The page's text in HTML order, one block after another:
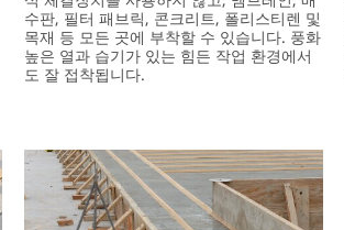
수판, 필터 패브릭, 콘크리트, 폴리스티렌 및
목재 등 모든 곳에 부착할 수 있습니다. 풍화
높은 열과 습기가 있는 힘든 작업 환경에서
도 잘 접착됩니다.